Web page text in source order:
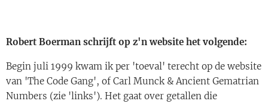
Robert Boerman schrijft op z'n website het volgende:
Begin juli 1999 kwam ik per 'toeval' terecht op de website
van 'The Code Gang', of Carl Munck & Ancient Gematrian
Numbers (zie 'links'). Het gaat over getallen die